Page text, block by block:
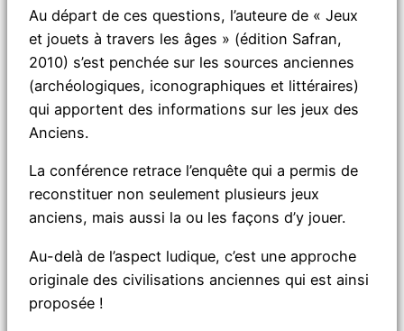
Au départ de ces questions, l’auteure de « Jeux
et jouets à travers les âges » (édition Safran,
2010) s’est penchée sur les sources anciennes
(archéologiques, iconographiques et littéraires)
qui apportent des informations sur les jeux des
Anciens.
La conférence retrace l’enquête qui a permis de
reconstituer non seulement plusieurs jeux
anciens, mais aussi la ou les façons d’y jouer.
Au-delà de l’aspect ludique, c’est une approche
originale des civilisations anciennes qui est ainsi
proposée !